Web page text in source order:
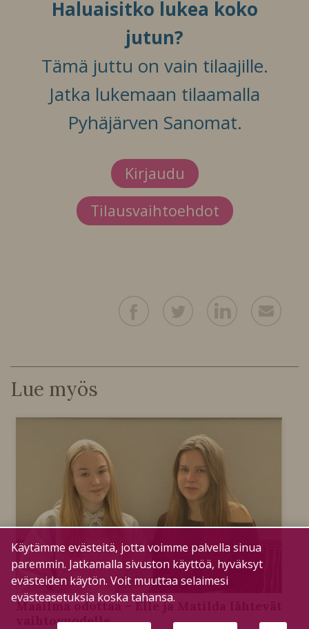
Haluaisitko lukea koko
jutun?
Tämä juttu on vain tilaajille.
Jatka lukemaan tilaamalla
Pyhäjärven Sanomat.
Kirjaudu
Tilausvaihtoehdot
Lue myös
Maailma odottaa – Elle ja Matilda lähtevät
vaihtovuodelle
Käytämme evästeitä, jotta voimme palvella sinua
paremmin. Jatkamalla sivuston käyttöä, hyväksyt
evästeiden käytön. Voit muuttaa selaimesi
evästeasetuksia koska tahansa.